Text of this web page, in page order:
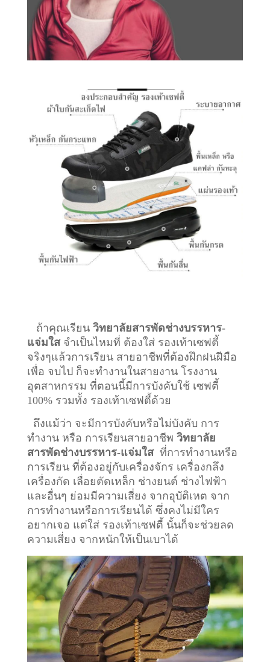
ถ้าคุณเรียน วิทยาลัยสารพัดช่างบรรหาร-
แจ่มใส จำเป็นไหมที่ ต้องใส่ รองเท้าเซฟตี้
จริงๆแล้วการเรียน สายอาชีพที่ต้องฝึกฝนฝีมือ
เพื่อ จบไป ก็จะทำงานในสายงาน โรงงาน
อุตสาหกรรม ที่ตอนนี้มีการบังคับใช้ เซฟตี้
100% รวมทั้ง รองเท้าเซฟตี้ด้วย
ถึงแม้ว่า จะมีการบังคับหรือไม่บังคับ การ
ทำงาน หรือ การเรียนสายอาชีพ วิทยาลัย
สารพัดช่างบรรหาร-แจ่มใส ที่การทำงานหรือ
การเรียน ที่ต้องอยู่กับเครื่องจักร เครื่องกลึง
เครื่องกัด เลื่อยตัดเหล็ก ช่างยนต์ ช่างไฟฟ้า
และอื่นๆ ย่อมมีความเสี่ยง จากอุบัติเหต จาก
การทำงานหรือการเรียนได้ ซึ่งคงไม่มีใคร
อยากเจอ แต่ใส่ รองเท้าเซฟตี้ นั้นก็จะช่วยลด
ความเสี่ยง จากหนักให้เป็นเบาได้